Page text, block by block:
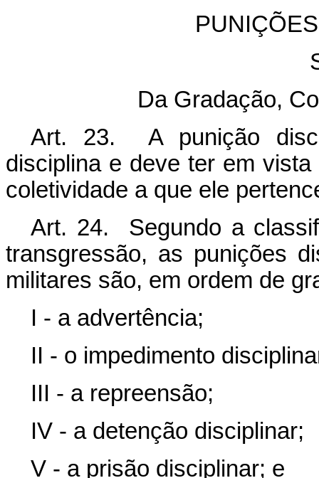
Da Gradação,
Art. 23. A punição
disciplina e deve ter em
coletividade a que ele
Art. 24. Segundo a
transgressão, as punições
militares são, em ordem de
I - a advertência;
II - o impedimento
III - a repreensão;
IV - a detenção disciplinar;
V - a prisão disciplinar; e